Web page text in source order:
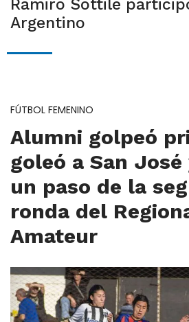
Ramiro Sottile
Argentino
FÚTBOL FEMENINO
Alumni golpeó
goleó a San
un paso de la
ronda del
Amateur